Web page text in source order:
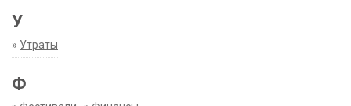
У
» Утраты
Ф